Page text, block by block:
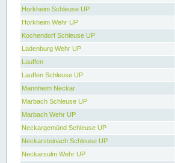
Horkheim Schleuse UP
Horkheim Wehr UP
Kochendorf Schleuse UP
Ladenburg Wehr UP
Lauffen
Lauffen Schleuse UP
Mannheim Neckar
Marbach Schleuse UP
Marbach Wehr UP
Neckargemünd Schleuse UP
Neckarsteinach Schleuse UP
Neckarsulm Wehr UP